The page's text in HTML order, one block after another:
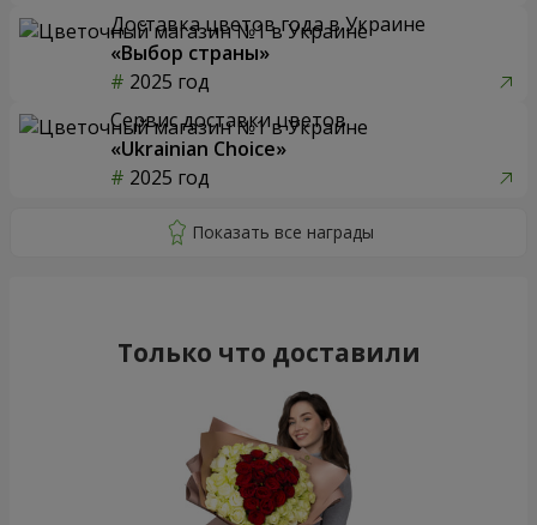
Доставка цветов года в Украине
«Выбор страны»
2025 год
Сервис доставки цветов
«Ukrainian Choice»
2025 год
Только что доставили